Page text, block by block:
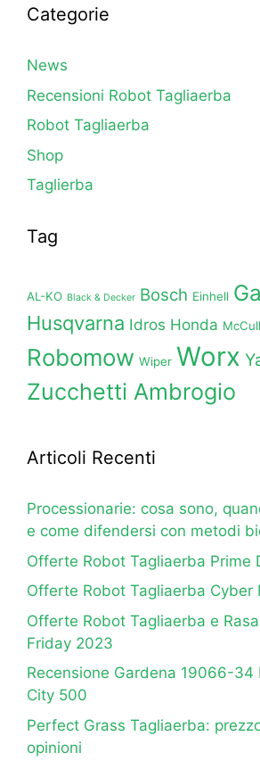
Categorie
News
Recensioni Robot Tagliaerba
Robot Tagliaerba
Shop
Taglierba
Tag
AL-KO Black & Decker Bosch Einhell
Husqvarna Idros Honda
Robomow Wiper Worx
Zucchetti Ambrogio
Articoli Recenti
Processionarie: cosa sono,
e come difendersi con metodi
Offerte Robot Tagliaerba Prime
Offerte Robot Tagliaerba Cyber
Offerte Robot Tagliaerba e
Friday 2023
Recensione Gardena 19066-34
City 500
Perfect Grass Tagliaerba:
opinioni